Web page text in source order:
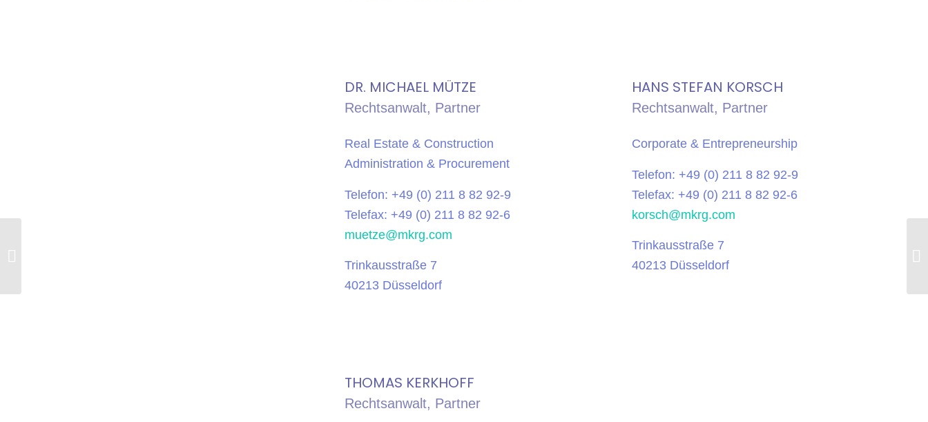
DR. MICHAEL MÜTZE
Rechtsanwalt, Partner
Real Estate & Construction
Administration & Procurement
Telefon: +49 (0) 211 8 82 92-9
Telefax: +49 (0) 211 8 82 92-6
muetze@mkrg.com
Trinkausstraße 7
40213 Düsseldorf
HANS STEFAN KORSCH
Rechtsanwalt, Partner
Corporate & Entrepreneurship
Telefon: +49 (0) 211 8 82 92-9
Telefax: +49 (0) 211 8 82 92-6
korsch@mkrg.com
Trinkausstraße 7
40213 Düsseldorf
THOMAS KERKHOFF
Rechtsanwalt, Partner